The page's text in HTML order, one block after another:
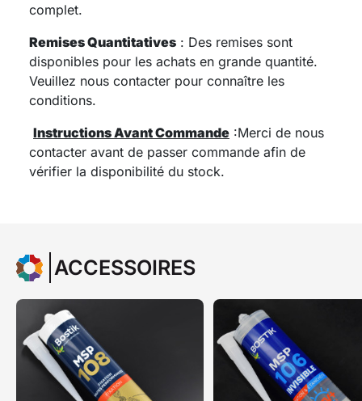
complet.
Remises Quantitatives : Des remises sont
disponibles pour les achats en grande quantité.
Veuillez nous contacter pour connaître les
conditions.
Instructions Avant Commande :Merci de nous
contacter avant de passer commande afin de
vérifier la disponibilité du stock.
ACCESSOIRES